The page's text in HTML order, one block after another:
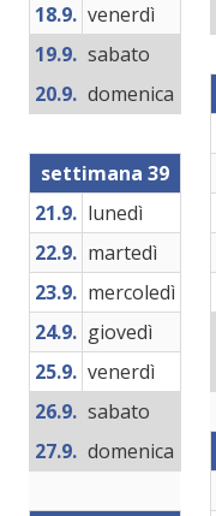
18.9. venerdì
19.9. sabato
20.9. domenica
settimana 39
21.9. lunedì
22.9. martedì
23.9. mercoledì
24.9. giovedì
25.9. venerdì
26.9. sabato
27.9. domenica